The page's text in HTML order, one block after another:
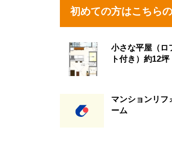
初めての方はこちら
小さな平屋（ロ
ト付き）約12坪
マンションリフ
ーム